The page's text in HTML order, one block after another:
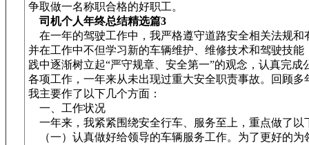
争取做一名称职合格的好职工。
司机个人年终总结精选篇3
在一年的驾驶工作中，我严格遵守道路安全相关法规和
并在工作中不但学习新的车辆维护、维修技术和驾驶技能
践中逐渐树立起“严守规章、安全第一”的观念，认真完成
各项工作，一年来从未出现过重大安全职责事故。回顾多
我主要作了以下几个方面：
一、工作状况
一年来，我紧紧围绕安全行车、服务至上，重点做了以
（一）认真做好给领导的车辆服务工作。为了更好的为